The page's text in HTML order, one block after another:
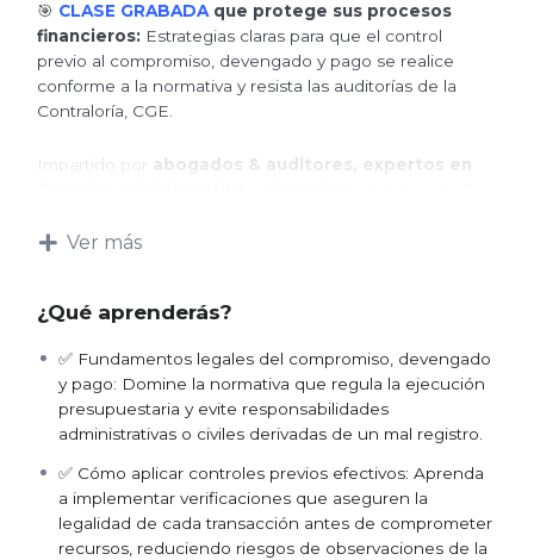
🎯 CLASE GRABADAque protege sus procesos
financieros: Estrategias claras para que el control
previo al compromiso, devengado y pago se realice
conforme a la normativa y resista las auditorías de la
Contraloría, CGE.
Impartido por abogados & auditores, expertos en
muestran cómo evitar sanciones en la gestión de gastos
👉 Si ya enfrenta una predeterminación, informe de
acompañamos con defensa jurídica especializada en vía
administrativa y judicial. Capacítese hoy y esté preparado
para mañana.
Ver más
¿Qué aprenderás?
✅ Fundamentos legales del compromiso, devengado
y pago: Domine la normativa que regula la ejecución
presupuestaria y evite responsabilidades
administrativas o civiles derivadas de un mal registro.
✅ Cómo aplicar controles previos efectivos: Aprenda
a implementar verificaciones que aseguren la
legalidad de cada transacción antes de comprometer
recursos, reduciendo riesgos de observaciones de la